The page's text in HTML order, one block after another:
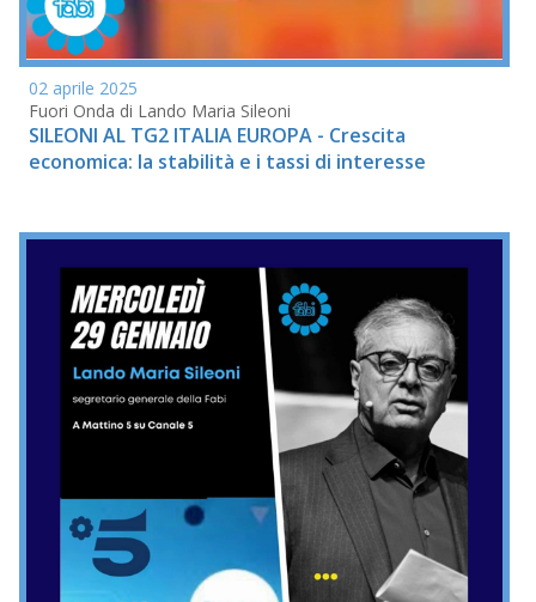
02 aprile 2025
Fuori Onda di Lando Maria Sileoni
SILEONI AL TG2 ITALIA EUROPA - Crescita
economica: la stabilità e i tassi di interesse